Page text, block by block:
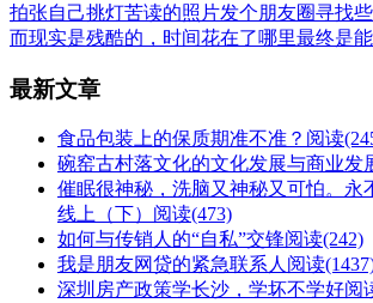
拍张自己挑灯苦读的照片发个朋友圈寻找
而现实是残酷的，时间花在了哪里最终是能
最新文章
食品包装上的保质期准不准？ 阅读
碗窑古村落文化的文化发展与商业发
催眠很神秘，洗脑又神秘又可怕。永
线上（下） 阅读(473)
如何与传销人的“自私”交锋阅读(242)
我是朋友网贷的紧急联系人 阅读
深圳房产政策学长沙，学坏不学好阅